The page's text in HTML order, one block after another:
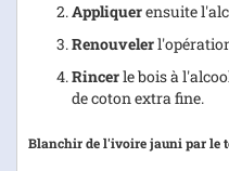
Appliquerensuite
Renouveler
Rincerle bois à
de coton extra fine.
Blanchirde l'ivoire jauni par le